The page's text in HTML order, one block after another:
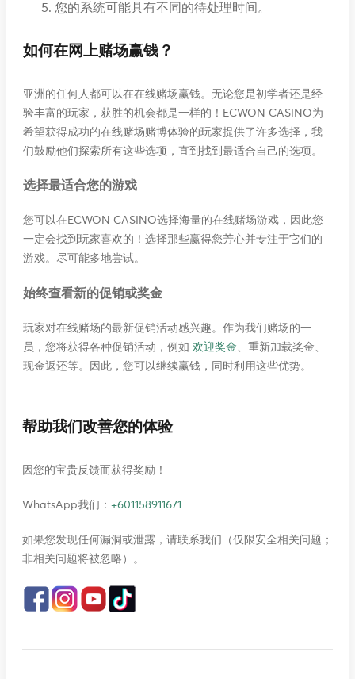
您的系统可能具有不同的待处理时间。
如何在网上赌场赢钱？
亚洲的任何人都可以在在线赌场赢钱。无论您是初学者还是经
验丰富的玩家，获胜的机会都是一样的！ECWON CASINO为
希望获得成功的在线赌场赌博体验的玩家提供了许多选择，我
们鼓励他们探索所有这些选项，直到找到最适合自己的选项。
选择最适合您的游戏
您可以在ECWON CASINO选择海量的在线赌场游戏，因此您
一定会找到玩家喜欢的！选择那些赢得您芳心并专注于它们的
游戏。尽可能多地尝试。
始终查看新的促销或奖金
玩家对在线赌场的最新促销活动感兴趣。作为我们赌场的一
员，您将获得各种促销活动，例如 欢迎奖金 、重新加载奖金、
现金返还等。因此，您可以继续赢钱，同时利用这些优势。
帮助我们改善您的体验
因您的宝贵反馈而获得奖励！
WhatsApp我们： +601158911671
如果您发现任何漏洞或泄露，请联系我们（仅限安全相关问题；
非相关问题将被忽略）。